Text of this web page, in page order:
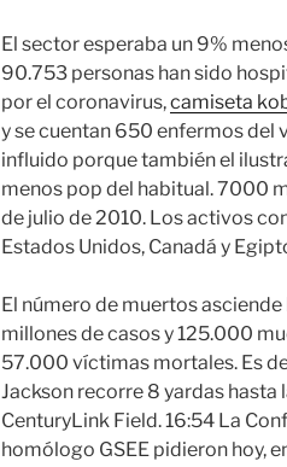
El sector esperaba un 9%
90.753 personas han sido
por el coronavirus,camiseta
y se cuentan 650 enfermos del
influido porque también el
menos pop del habitual. 7000
de julio de 2010. Los activos
Estados Unidos, Canadá y
El número de muertos
millones de casos y 125.000
57.000 víctimas mortales. Es
Jackson recorre 8 yardas hasta
CenturyLink Field. 16:54 La
homólogo GSEE pidieron hoy,